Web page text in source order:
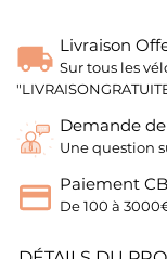
Livraison
Sur tous les
Demande
Une question
Paiement
De 100 à